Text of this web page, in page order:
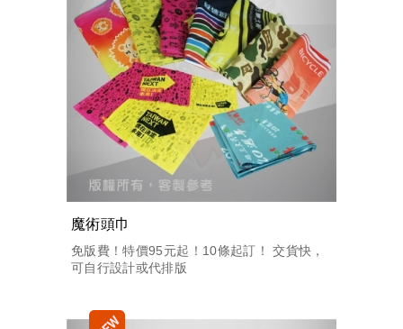
魔術頭巾
免版費！特價95元起！10條起訂！ 交貨快，
可自行設計或代排版